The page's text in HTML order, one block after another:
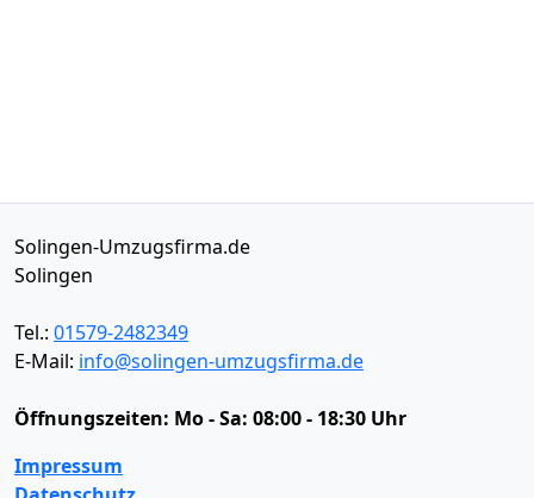
Solingen-Umzugsfirma.de
Solingen
Tel.: 01579-2482349
E-Mail: info@solingen-umzugsfirma.de
Öffnungszeiten: Mo - Sa: 08:00 - 18:30 Uhr
Impressum